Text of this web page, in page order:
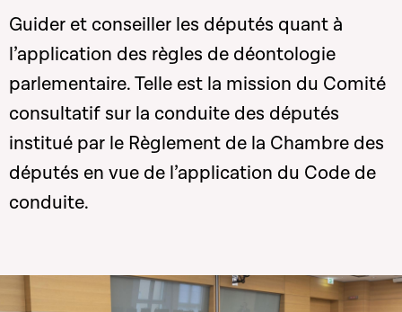
Guider et conseiller les députés quant à
l’application des règles de déontologie
parlementaire. Telle est la mission du Comité
consultatif sur la conduite des députés
institué par le Règlement de la Chambre des
députés en vue de l’application du Code de
conduite.